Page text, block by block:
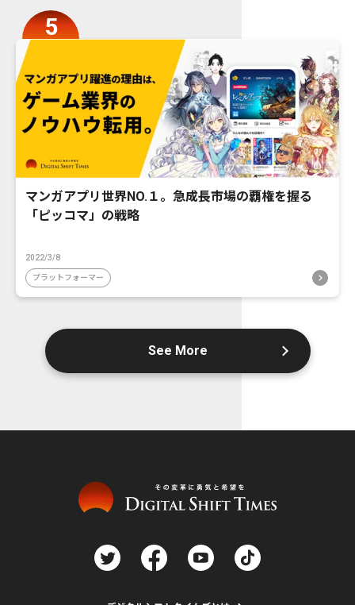
マンガアプリ世界NO.１。急成長市場の覇権を握る
「ピッコマ」の戦略
2022/3/8
プラットフォーマー
See More